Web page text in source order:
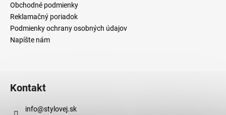
Obchodné podmienky
Reklamačný poriadok
Podmienky ochrany osobných údajov
Napíšte nám
Kontakt
info@stylovej.sk